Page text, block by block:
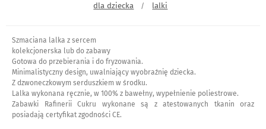
dla dziecka / lalki
Szmaciana lalka z sercem
kolekcjonerska lub do zabawy
Gotowa do przebierania i do fryzowania.
Minimalistyczny design, uwalniający wyobraźnię dziecka.
Z dzwoneczkowym serduszkiem w środku.
Lalka wykonana ręcznie, w 100% z bawełny, wypełnienie poliestrowe.
Zabawki Rafinerii Cukru wykonane są z atestowanych tkanin oraz
posiadają certyfikat zgodności CE.